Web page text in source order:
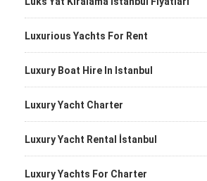
Luxurious Yachts For Rent
Luxury Boat Hire In Istanbul
Luxury Yacht Charter
Luxury Yacht Rental İstanbul
Luxury Yachts For Charter